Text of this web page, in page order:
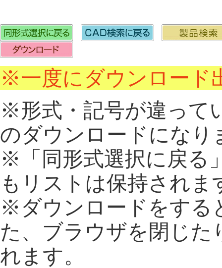
※一度にダウンロード
※形式・記号が違って
のダウンロードになり
※「同形式選択に戻る
もリストは保持されま
※ダウンロードをする
た、ブラウザを閉じた
れます。